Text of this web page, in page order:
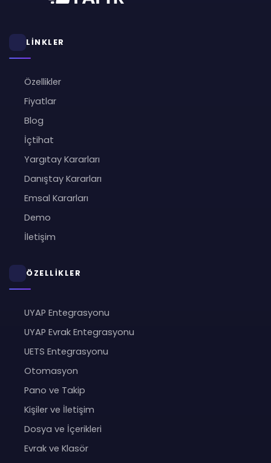
LİNKLER
Özellikler
Fiyatlar
Blog
İçtihat
Yargıtay Kararları
Danıştay Kararları
Emsal Kararları
Demo
İletişim
ÖZELLİKLER
UYAP Entegrasyonu
UYAP Evrak Entegrasyonu
UETS Entegrasyonu
Otomasyon
Pano ve Takip
Kişiler ve İletişim
Dosya ve İçerikleri
Evrak ve Klasör